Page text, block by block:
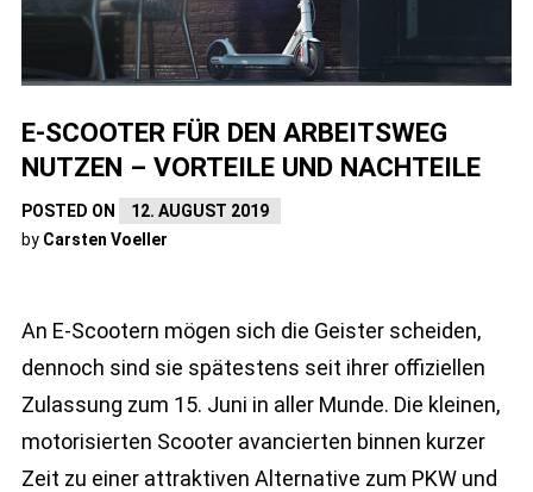
E-SCOOTER FÜR DEN ARBEITSWEG
NUTZEN – VORTEILE UND NACHTEILE
POSTED ON
12. AUGUST 2019
by Carsten Voeller
An E-Scootern mögen sich die Geister scheiden,
dennoch sind sie spätestens seit ihrer offiziellen
Zulassung zum 15. Juni in aller Munde. Die kleinen,
motorisierten Scooter avancierten binnen kurzer
Zeit zu einer attraktiven Alternative zum PKW und